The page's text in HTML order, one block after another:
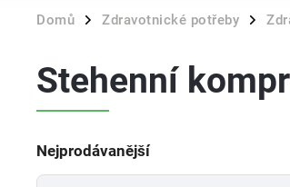
Domů / Zdravotnické potřeby /
Stehenní
Nejprodávanější